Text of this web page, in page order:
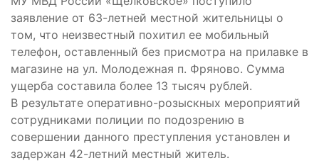
заявление от 63-летней местной жительницы о
том, что неизвестный похитил ее мобильный
телефон, оставленный без присмотра на прилавке в
магазине на ул. Молодежная п. Фряново. Сумма
ущерба составила более 13 тысяч рублей.
В результате оперативно-розыскных мероприятий
сотрудниками полиции по подозрению в
совершении данного преступления установлен и
задержан 42-летний местный житель.